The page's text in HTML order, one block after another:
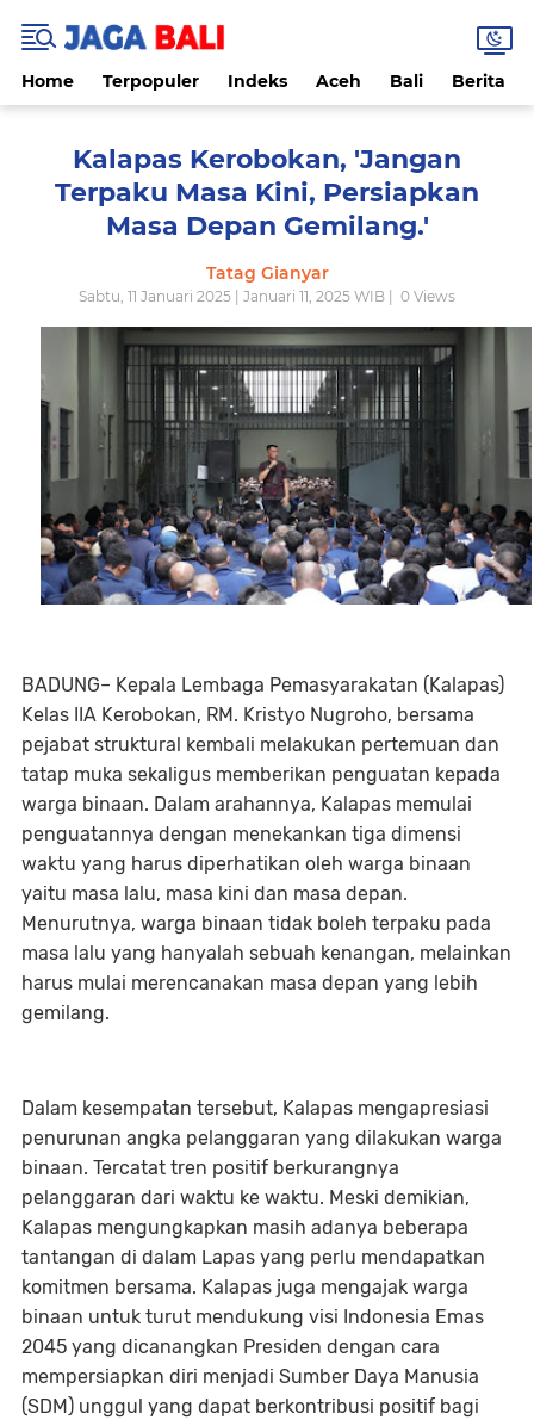
Home Terpopuler Indeks Aceh Bali Berita
Kalapas Kerobokan, 'Jangan
Terpaku Masa Kini, Persiapkan
Masa Depan Gemilang.'
Tatag Gianyar
Sabtu, 11 Januari 2025 | Januari 11, 2025 WIB | 0 Views
BADUNG– Kepala Lembaga Pemasyarakatan (Kalapas)
Kelas IIA Kerobokan, RM. Kristyo Nugroho, bersama
pejabat struktural kembali melakukan pertemuan dan
tatap muka sekaligus memberikan penguatan kepada
warga binaan. Dalam arahannya, Kalapas memulai
penguatannya dengan menekankan tiga dimensi
waktu yang harus diperhatikan oleh warga binaan
yaitu masa lalu, masa kini dan masa depan.
Menurutnya, warga binaan tidak boleh terpaku pada
masa lalu yang hanyalah sebuah kenangan, melainkan
harus mulai merencanakan masa depan yang lebih
gemilang.
Dalam kesempatan tersebut, Kalapas mengapresiasi
penurunan angka pelanggaran yang dilakukan warga
binaan. Tercatat tren positif berkurangnya
pelanggaran dari waktu ke waktu. Meski demikian,
Kalapas mengungkapkan masih adanya beberapa
tantangan di dalam Lapas yang perlu mendapatkan
komitmen bersama. Kalapas juga mengajak warga
binaan untuk turut mendukung visi Indonesia Emas
2045 yang dicanangkan Presiden dengan cara
mempersiapkan diri menjadi Sumber Daya Manusia
(SDM) unggul yang dapat berkontribusi positif bagi